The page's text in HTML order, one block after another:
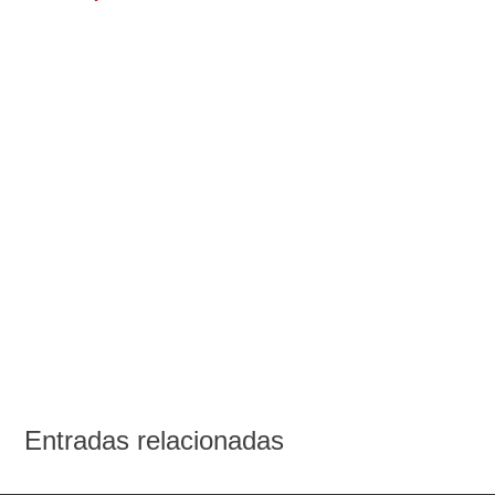
Entradas relacionadas